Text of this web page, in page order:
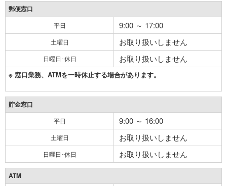
郵便窓口
平日 9:00 ～ 17:00
土曜日 お取り扱いしません
日曜日･休日 お取り扱いしません
※ 窓口業務、ATMを一時休止する場合があります。
貯金窓口
平日 9:00 ～ 16:00
土曜日 お取り扱いしません
日曜日･休日 お取り扱いしません
ATM